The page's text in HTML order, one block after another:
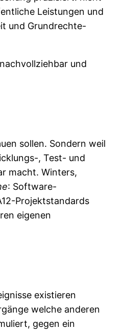
Leistungen und
und Grundrechte-
und
sollen. Sondern weil
, Test- und
macht. Winters,
: Software-
Projektstandards
eigenen
existieren
welche anderen
gegen ein